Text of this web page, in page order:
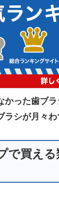
かった歯ブ
ラシが月々
で買える